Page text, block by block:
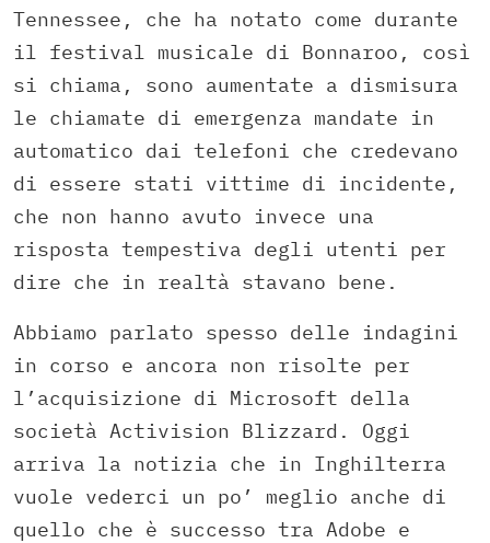
Tennessee, che ha notato come durante
il festival musicale di Bonnaroo, così
si chiama, sono aumentate a dismisura
le chiamate di emergenza mandate in
automatico dai telefoni che credevano
di essere stati vittime di incidente,
che non hanno avuto invece una
risposta tempestiva degli utenti per
dire che in realtà stavano bene.
Abbiamo parlato spesso delle indagini
in corso e ancora non risolte per
l’acquisizione di Microsoft della
società Activision Blizzard. Oggi
arriva la notizia che in Inghilterra
vuole vederci un po’ meglio anche di
quello che è successo tra Adobe e